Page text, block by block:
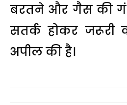
बरतने और गैस की
सतर्क होकर जरूरी
अपील की है।